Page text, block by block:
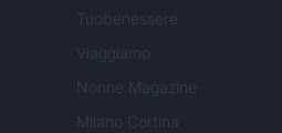
Tuobenessere
Viaggiamo
Nonne Magazine
Milano Cortina